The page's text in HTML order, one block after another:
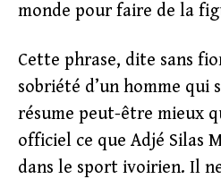
monde pour faire de la
Cette phrase, dite sans
sobriété d’un homme qui
résume peut-être mieux
officiel ce que Adjé Silas
dans le sport ivoirien. Il